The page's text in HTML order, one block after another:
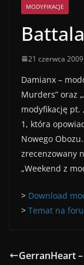
MODYFIKACJE
Battala
21 czerwca 2009
Damianx –
Murders” oraz
modyfikację pt.
1, która
Nowego
zrecenzowany
„Weekend z
> Download
> Temat na
GerranHeart